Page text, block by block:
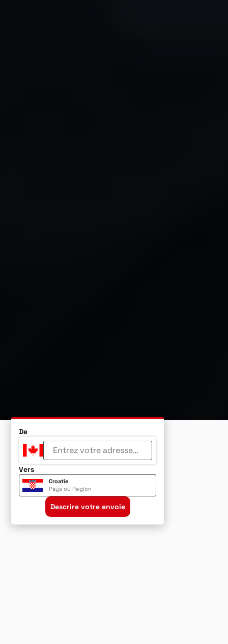
De
Vers
Croatie
Pays ou Region
Descrire votre envoie